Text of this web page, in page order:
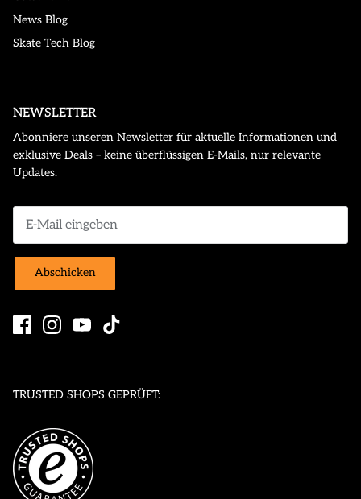
News Blog
Skate Tech Blog
NEWSLETTER
Abonniere unseren Newsletter für aktuelle Informationen und
exklusive Deals – keine überflüssigen E-Mails, nur relevante
Updates.
Abschicken
TRUSTED SHOPS GEPRÜFT: